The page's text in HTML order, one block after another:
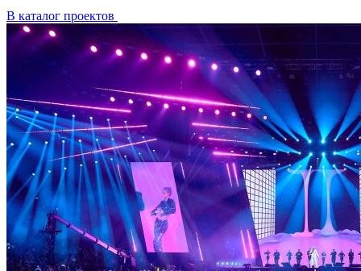
В каталог проектов